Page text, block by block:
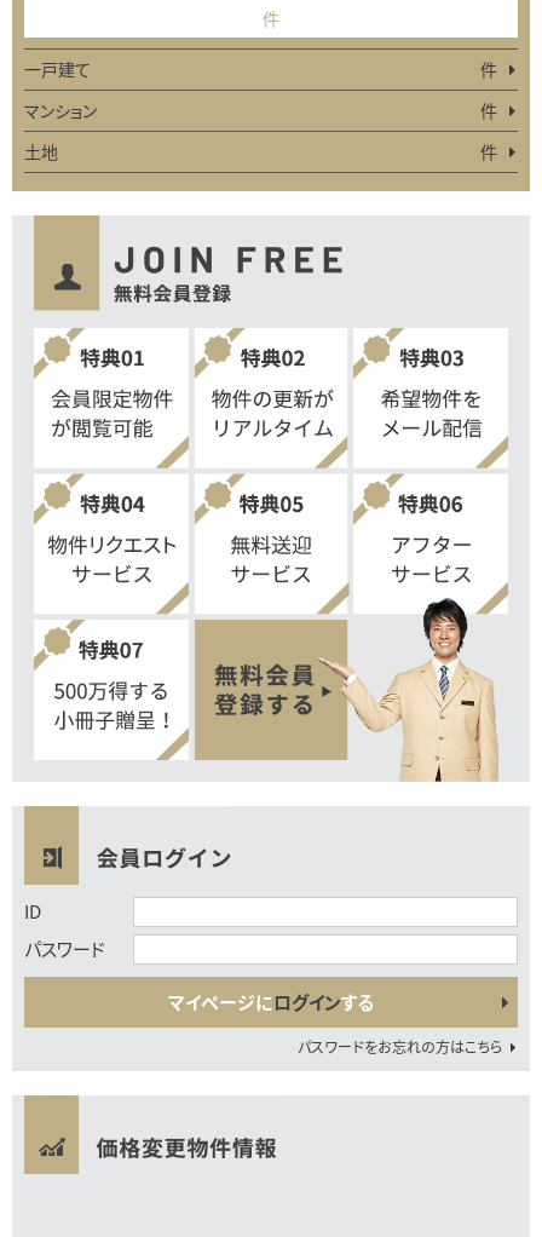
件
一戸建て
件
マンション
件
土地
件
ID
パスワード
マイページにログインする
パスワードをお忘れの方はこちら